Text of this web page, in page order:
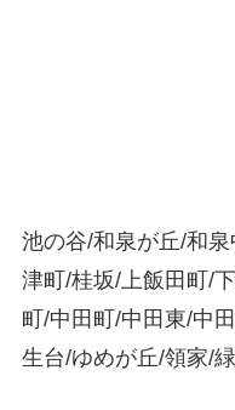
池の谷/和泉が丘/和
津町/桂坂/上飯田町/
町/中田町/中田東/中
生台/ゆめが丘/領家/